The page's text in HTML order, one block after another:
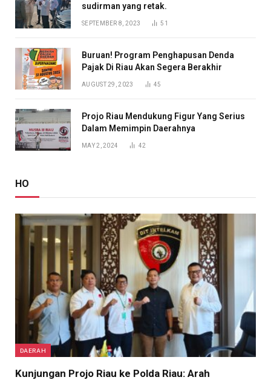
sudirman yang retak.
SEPTEMBER 8, 2023 51
Buruan! Program Penghapusan Denda
Pajak Di Riau Akan Segera Berakhir
AUGUST 29, 2023 45
Projo Riau Mendukung Figur Yang Serius
Dalam Memimpin Daerahnya
MAY 2, 2024 42
HO
DAERAH
Kunjungan Projo Riau ke Polda Riau: Arah